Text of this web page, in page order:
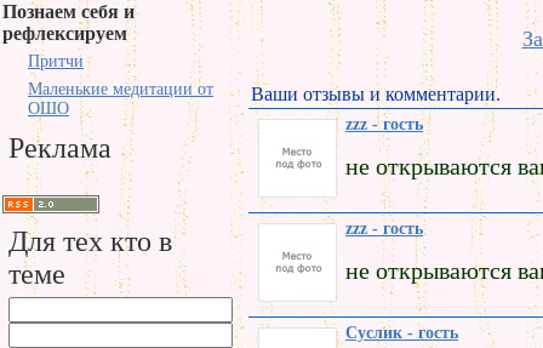
Познаем себя и
рефлексируем
Притчи
Маленькие медитации от
ОШО
Реклама
Для тех кто в
теме
Ваши отзывы и комментарии.
zzz - гость
не открываются
zzz - гость
не открываются
Суслик - гость